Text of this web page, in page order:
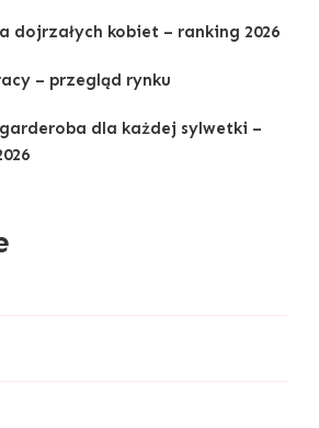
dojrzałych kobiet – ranking 2026
– przegląd rynku
dla każdej sylwetki –